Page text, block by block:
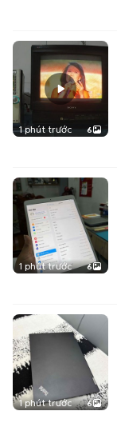
1 phút trước 6
1 phút trước 6
1 phút trước 6